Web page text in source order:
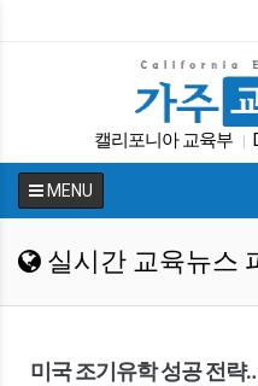
캘리포니아 교육부
| 특별활동 인터뷰
MENU
실시간 교육뉴스
미국 조기유학 성공 전략